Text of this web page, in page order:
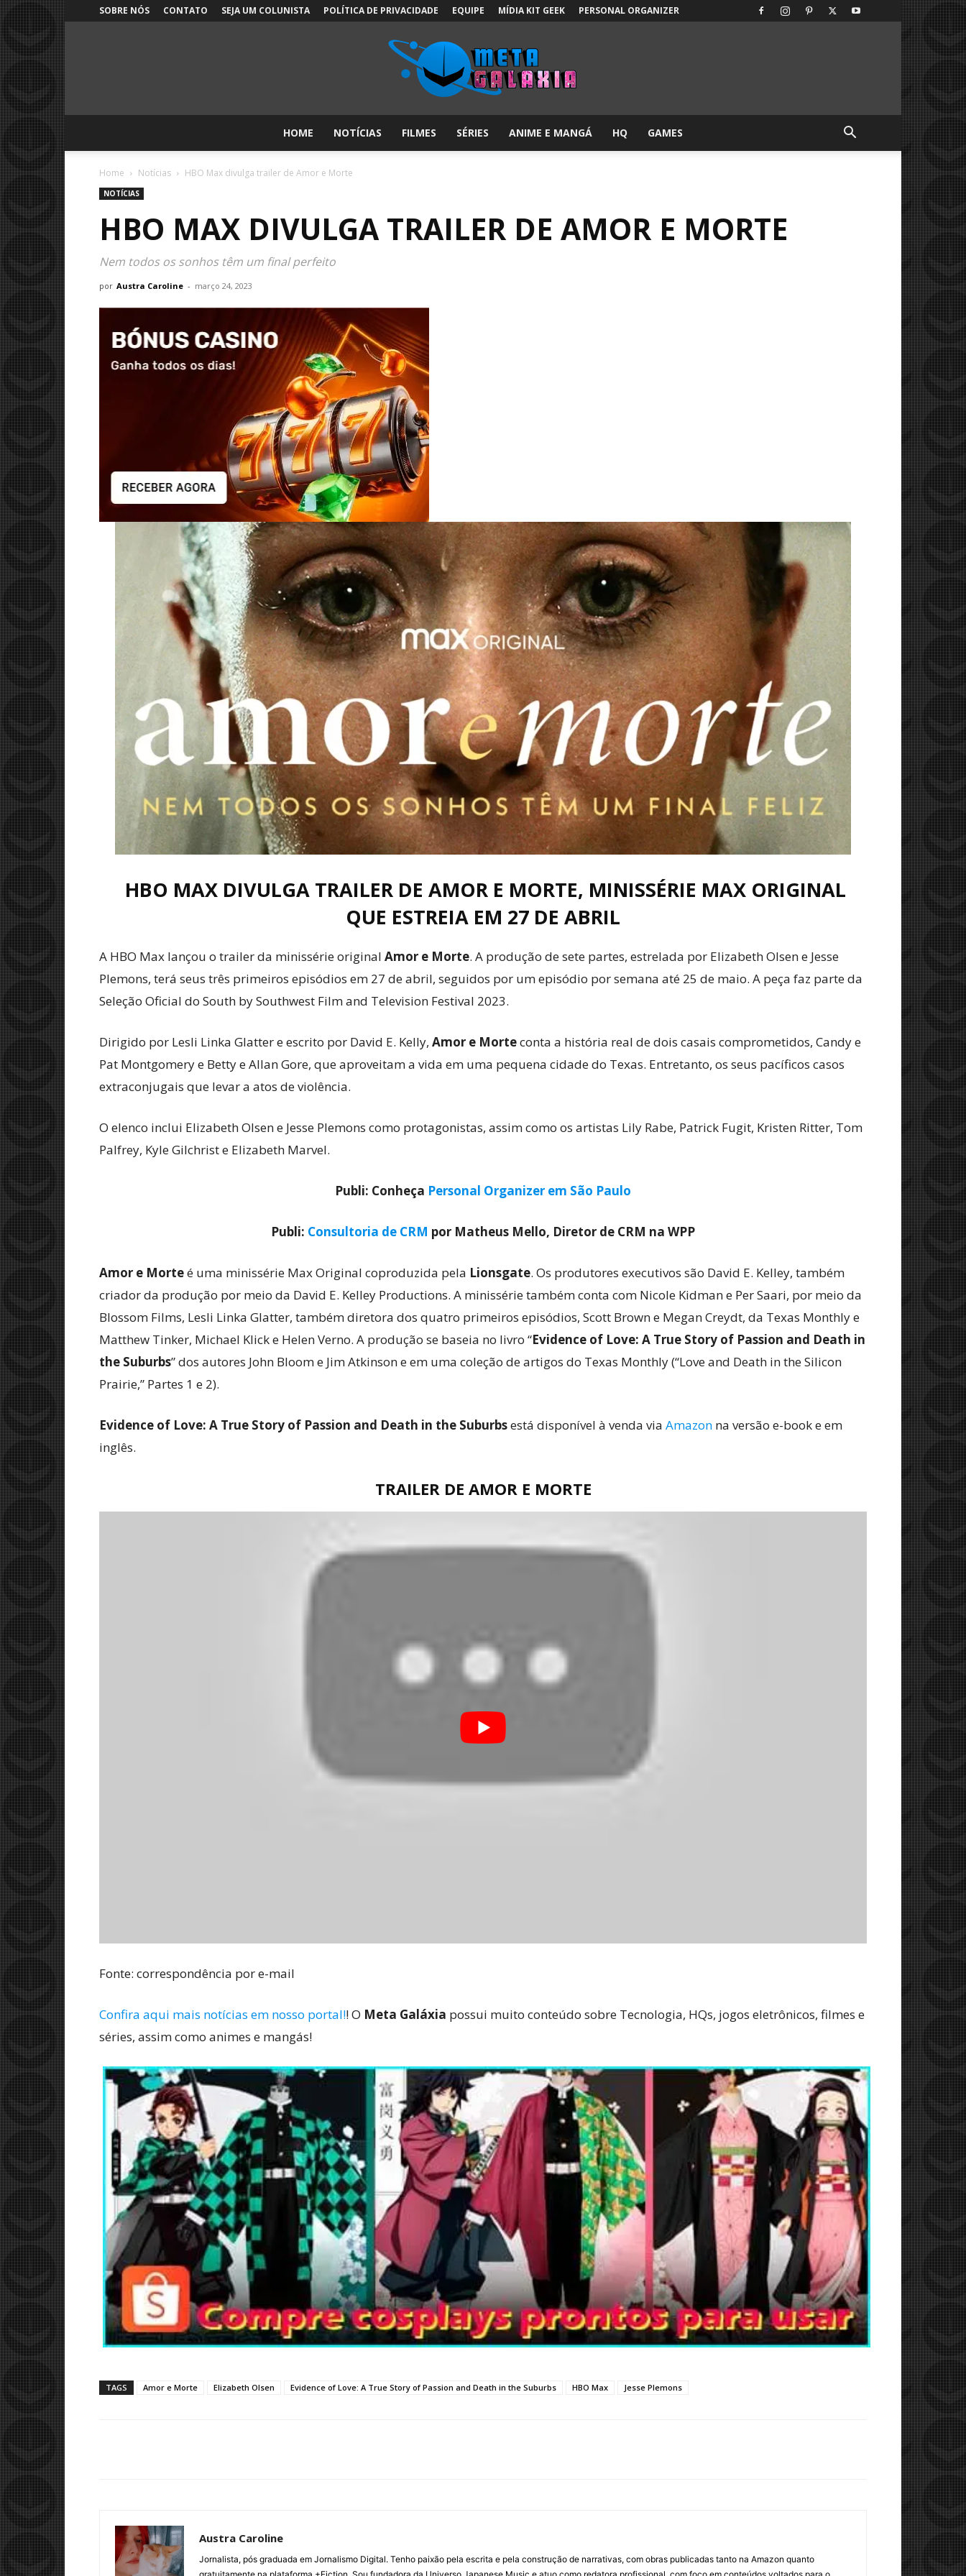
SOBRE NÓS CONTATO SEJA UM COLUNISTA POLÍTICA DE PRIVACIDADE EQUIPE MÍDIA KIT GEEK PERSONAL ORGANIZER
Galáxia:
sobre
Cultura
Pop!
HOME NOTÍCIAS FILMES SÉRIES ANIME E MANGÁ HQ GAMES
Home Notícias HBO Max divulga trailer de Amor e Morte
NOTÍCIAS
HBO MAX DIVULGA TRAILER DE AMOR E MORTE
Nem todos os sonhos têm um final perfeito
por Austra Caroline - março 24, 2023
HBO MAX DIVULGA TRAILER DE AMOR E MORTE, MINISSÉRIE MAX ORIGINAL
QUE ESTREIA EM 27 DE ABRIL
A HBO Max lançou o trailer da minissérie original Amor e Morte. A produção de sete partes, estrelada por Elizabeth Olsen e Jesse
Plemons, terá seus três primeiros episódios em 27 de abril, seguidos por um episódio por semana até 25 de maio. A peça faz parte da
Seleção Oficial do South by Southwest Film and Television Festival 2023.
Dirigido por Lesli Linka Glatter e escrito por David E. Kelly, Amor e Morteconta a história real de dois casais comprometidos, Candy e
Pat Montgomery e Betty e Allan Gore, que aproveitam a vida em uma pequena cidade do Texas. Entretanto, os seus pacíficos casos
extraconjugais que levar a atos de violência.
O elenco inclui Elizabeth Olsen e Jesse Plemons como protagonistas, assim como os artistas Lily Rabe, Patrick Fugit, Kristen Ritter, Tom
Palfrey, Kyle Gilchrist e Elizabeth Marvel.
Publi: Conheça Personal Organizer em São Paulo
Publi: Consultoria de CRM por Matheus Mello, Diretor de CRM na WPP
Amor e Morteé uma minissérie Max Original coproduzida pela Lionsgate. Os produtores executivos são David E. Kelley, também
criador da produção por meio da David E. Kelley Productions. A minissérie também conta com Nicole Kidman e Per Saari, por meio da
Blossom Films, Lesli Linka Glatter, também diretora dos quatro primeiros episódios, Scott Brown e Megan Creydt, da Texas Monthly e
Matthew Tinker, Michael Klick e Helen Verno. A produção se baseia no livro “Evidence of Love: A True Story of Passion and Death in
the Suburbs” dos autores John Bloom e Jim Atkinson e em uma coleção de artigos do Texas Monthly (“Love and Death in the Silicon
Prairie,” Partes 1 e 2).
Evidence of Love: A True Story of Passion and Death in the Suburbsestá disponível à venda via Amazon na versão e-book e em
inglês.
TRAILER DE AMOR E MORTE
Fonte: correspondência por e-mail
Confira aqui mais notícias em nosso portal!! O Meta Galáxia possui muito conteúdo sobre Tecnologia, HQs, jogos eletrônicos, filmes e
séries, assim como animes e mangás!
TAGS Amor e Morte Elizabeth Olsen Evidence of Love: A True Story of Passion and Death in the Suburbs HBO Max Jesse Plemons
Austra Caroline
Jornalista, pós graduada em Jornalismo Digital. Tenho paixão pela escrita e pela construção de narrativas, com obras publicadas tanto na Amazon quanto